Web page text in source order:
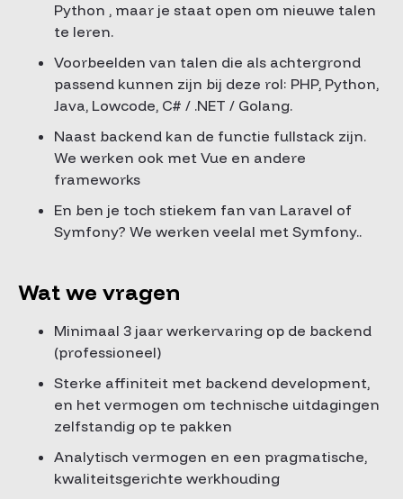
Python , maar je staat open om nieuwe talen
te leren.
Voorbeelden van talen die als achtergrond
passend kunnen zijn bij deze rol: PHP, Python,
Java, Lowcode, C# / .NET / Golang.
Naast backend kan de functie fullstack zijn.
We werken ook met Vue en andere
frameworks
En ben je toch stiekem fan van Laravel of
Symfony? We werken veelal met Symfony..
Wat we vragen
Minimaal 3 jaar werkervaring op de backend
(professioneel)
Sterke affiniteit met backend development,
en het vermogen om technische uitdagingen
zelfstandig op te pakken
Analytisch vermogen en een pragmatische,
kwaliteitsgerichte werkhouding